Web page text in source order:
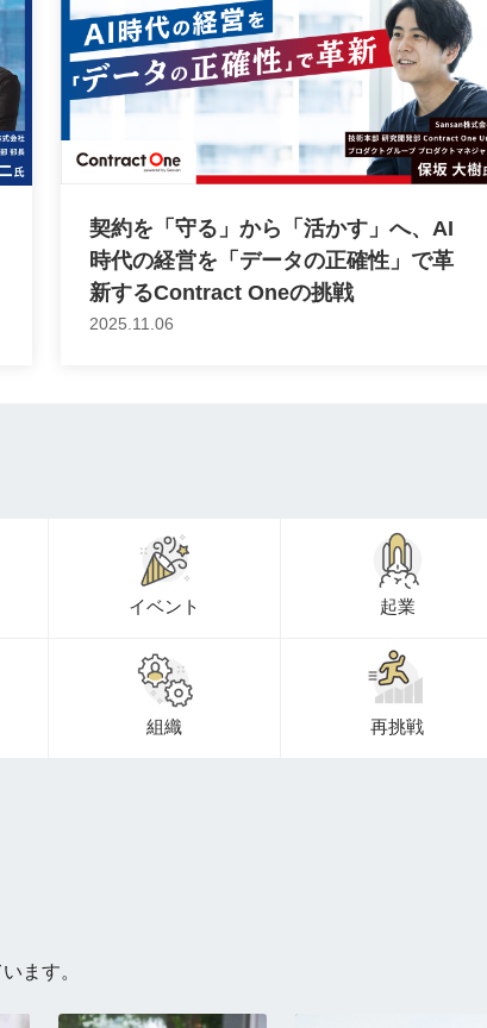
契約を「守る」から「活かす」へ、AI
時代の経営を「データの正確性」で革
新するContract Oneの挑戦
2025.11.06
イベント 起業
組織 再挑戦
ます。